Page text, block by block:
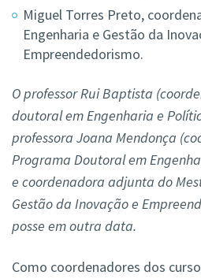
Miguel Torres Preto,
Engenharia e Gestão da
Empreendedorismo.
O professor Rui Baptista
doutoral em Engenharia e
professora Joana Mendonça
Programa Doutoral em
e coordenadora adjunta do
Gestão da Inovação e
posse em outra data.
Como coordenadores dos